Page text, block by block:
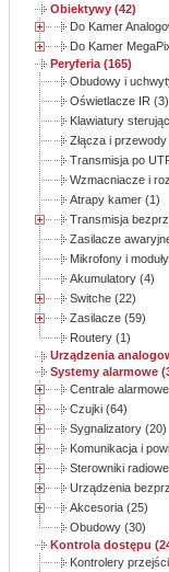
Obiektywy (42)
Do Kamer
Do Kamer
Peryferia (165)
Obudowy i
Oświetlacze IR (3)
Klawiatury
Złącza i przewody
Transmisja po
Wzmacniacze i
Atrapy kamer (1)
Transmisja
Zasilacze
Mikrofony i
Akumulatory (4)
Switche (22)
Zasilacze (59)
Routery (1)
Urządzenia
Systemy alarmowe
Centrale
Czujki (64)
Sygnalizatory (20)
Komunikacja i
Sterowniki
Urządzenia
Akcesoria (25)
Obudowy (30)
Kontrola dostępu
Kontrolery